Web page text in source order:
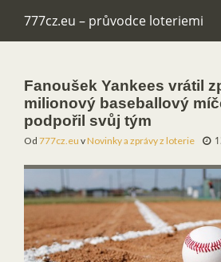
777cz.eu – průvodce loteriemi
Fanoušek Yankees vrátil
milionový baseballový
podpořil svůj tým
Od 777cz.eu vNovinky a zprávy z loterie